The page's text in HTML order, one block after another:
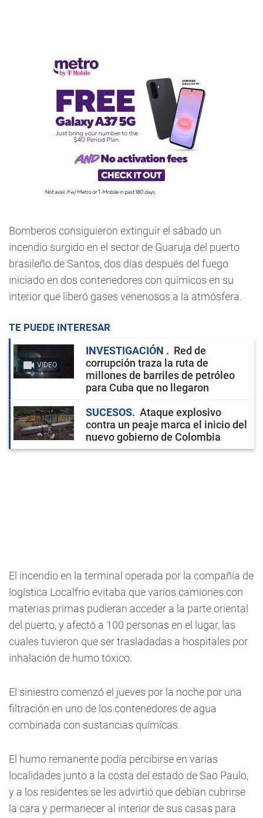
Bomberos consiguieron extinguir el sábado un
incendio surgido en el sector de Guaruja del puerto
brasileño de Santos, dos días después del fuego
iniciado en dos contenedores con químicos en su
interior que liberó gases venenosos a la atmósfera.
TE PUEDE INTERESAR
VIDEO
INVESTIGACIÓN
Red de
corrupción traza la ruta de
millones de barriles de petróleo
para Cuba que no llegaron
SUCESOS
Ataque explosivo
contra un peaje marca el inicio del
nuevo gobierno de Colombia
El incendio en la terminal operada por la compañía de
logística Localfrio evitaba que varios camiones con
materias primas pudieran acceder a la parte oriental
del puerto, y afectó a 100 personas en el lugar, las
cuales tuvieron que ser trasladadas a hospitales por
inhalación de humo tóxico.
El siniestro comenzó el jueves por la noche por una
filtración en uno de los contenedores de agua
combinada con sustancias químicas.
El humo remanente podía percibirse en varias
localidades junto a la costa del estado de Sao Paulo,
y a los residentes se les advirtió que debían cubrirse
la cara y permanecer al interior de sus casas para